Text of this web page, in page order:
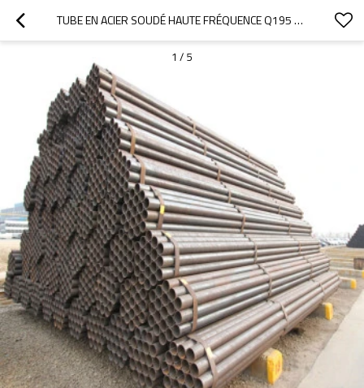
TUBE EN ACIER SOUDÉ HAUTE FRÉQUENCE Q195 ERW, TUBE EN ACIER DE 2 POUCES
1 / 5